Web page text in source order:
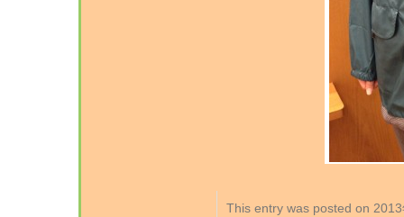
This entry was posted on